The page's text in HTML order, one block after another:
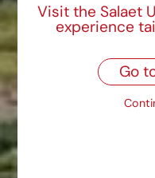
Visit the Salaet
experience
Go